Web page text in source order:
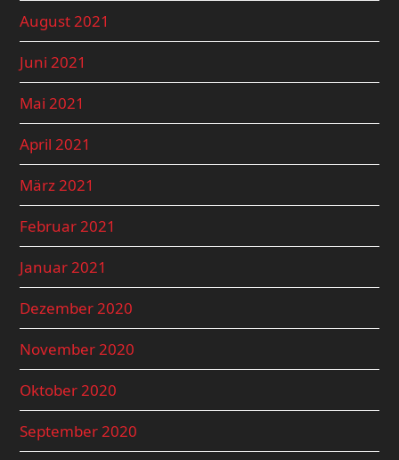
August 2021
Juni 2021
Mai 2021
April 2021
März 2021
Februar 2021
Januar 2021
Dezember 2020
November 2020
Oktober 2020
September 2020